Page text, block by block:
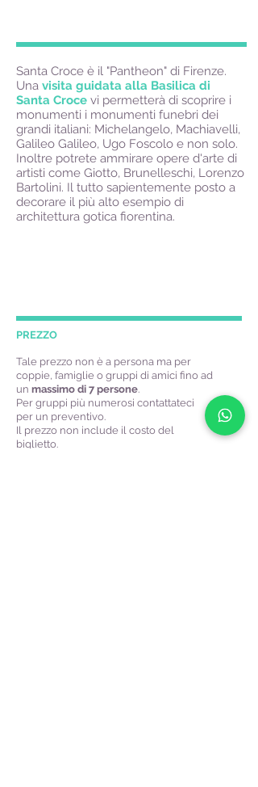
Santa Croce è il "Pantheon" di Firenze.
Una visita guidata alla Basilica di
Santa Croce vi permetterà di scoprire i
monumenti i monumenti funebri dei
grandi italiani: Michelangelo, Machiavelli,
Galileo Galileo, Ugo Foscolo e non solo.
Inoltre potrete ammirare opere d'arte di
artisti come Giotto, Brunelleschi, Lorenzo
Bartolini. Il tutto sapientemente posto a
decorare il più alto esempio di
architettura gotica fiorentina.
PREZZO
Tale prezzo non è a persona ma per
coppie, famiglie o gruppi di amici fino ad
un massimo di 7 persone.
Per gruppi più numerosi contattateci
per un preventivo.
Il prezzo non include il costo del
biglietto.